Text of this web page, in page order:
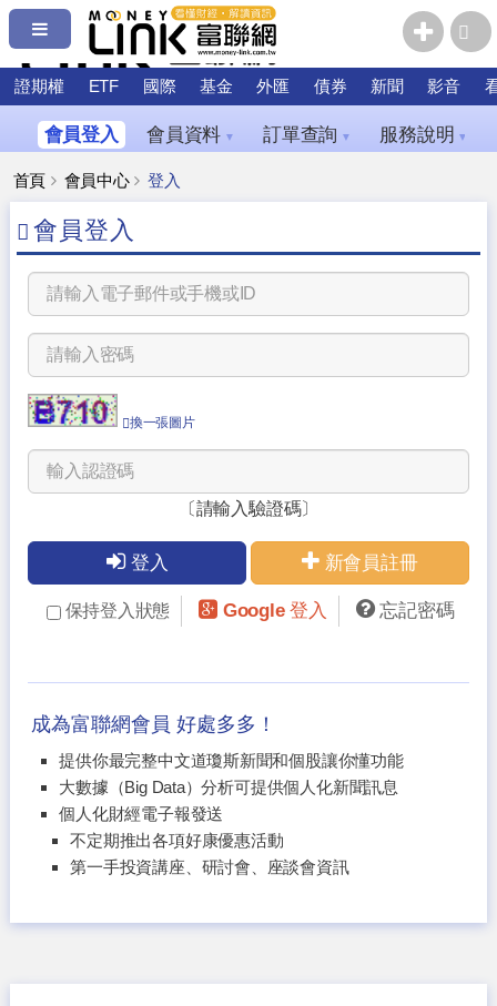
證期權 ETF 國際 基金 外匯 債券 新聞 影音
會員登入 會員資料 ▼ 訂單查詢 ▼ 服務說明 ▼
首頁 會員中心 登入
會員登入
換一張圖片
〔請輸入驗證碼〕
登入 新會員註冊
保持登入狀態 Google 登入 忘記密碼
成為富聯網會員 好處多多！
提供你最完整中文道瓊斯新聞和個股讓你懂功能
大數據（Big Data）分析可提供個人化新聞訊息
個人化財經電子報發送
不定期推出各項好康優惠活動
第一手投資講座、研討會、座談會資訊